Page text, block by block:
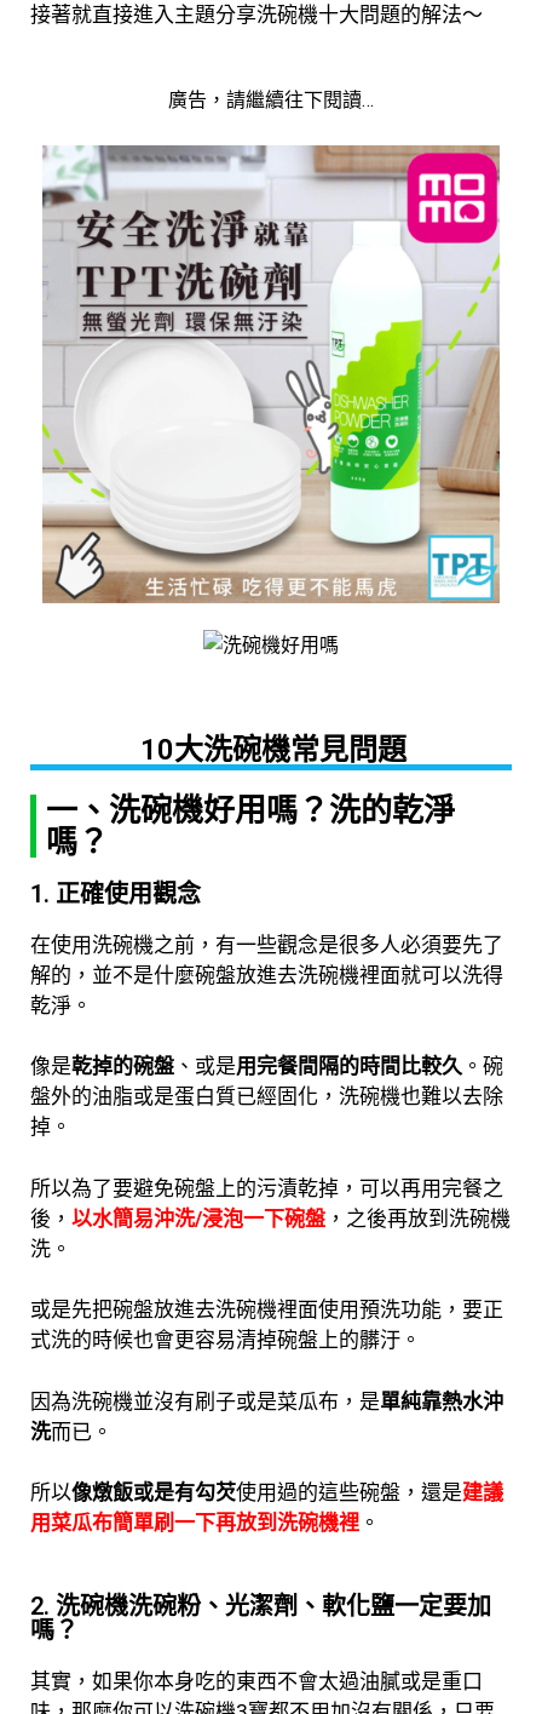
接著就直接進入主題分享洗碗機十大問題的解法～
廣告，請繼續往下閱讀…
10大洗碗機常見問題
一、洗碗機好用嗎？洗的乾淨
嗎？
1. 正確使用觀念
在使用洗碗機之前，有一些觀念是很多人必須要先了
解的，並不是什麼碗盤放進去洗碗機裡面就可以洗得
乾淨。
像是乾掉的碗盤 、或是用完餐間隔的時間比較久 。碗
盤外的油脂或是蛋白質已經固化，洗碗機也難以去除
掉。
所以為了要避免碗盤上的污漬乾掉，可以再用完餐之
後， 以水簡易沖洗/浸泡一下碗盤 ，之後再放到洗碗機
洗。
或是先把碗盤放進去洗碗機裡面使用預洗功能，要正
式洗的時候也會更容易清掉碗盤上的髒汙。
因為洗碗機並沒有刷子或是菜瓜布，是單純靠熱水沖
洗而已。
所以像燉飯或是有勾芡使用過的這些碗盤，還是建議
用菜瓜布簡單刷一下再放到洗碗機裡 。
2. 洗碗機洗碗粉、光潔劑、軟化鹽一定要加
嗎？
其實，如果你本身吃的東西不會太過油膩或是重口